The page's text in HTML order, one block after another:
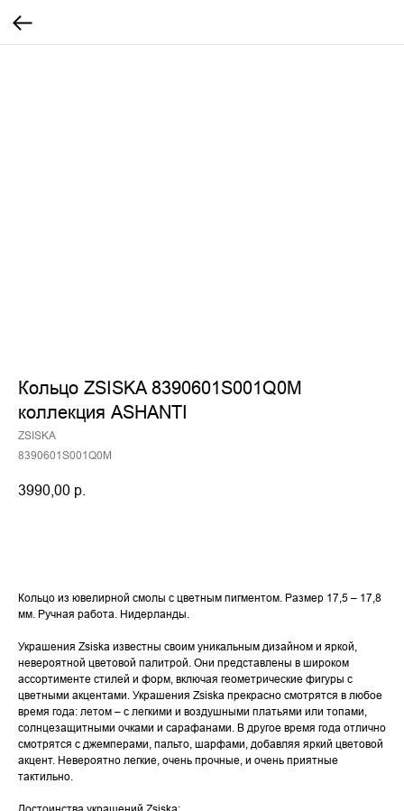
Кольцо ZSISKA 8390601S001Q0M
коллекция ASHANTI
ZSISKA
8390601S001Q0M
3990,00 р.
Кольцо из ювелирной смолы с цветным пигментом. Размер 17,5 – 17,8
мм. Ручная работа. Нидерланды.
Украшения Zsiska известны своим уникальным дизайном и яркой,
невероятной цветовой палитрой. Они представлены в широком
ассортименте стилей и форм, включая геометрические фигуры с
цветными акцентами. Украшения Zsiska прекрасно смотрятся в любое
время года: летом – с легкими и воздушными платьями или топами,
солнцезащитными очками и сарафанами. В другое время года отлично
смотрятся с джемперами, пальто, шарфами, добавляя яркий цветовой
акцент. Невероятно легкие, очень прочные, и очень приятные
тактильно.